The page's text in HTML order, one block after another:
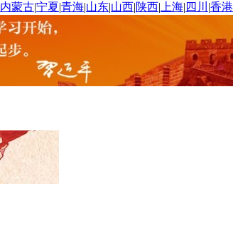
内蒙古|宁夏|青海|山东|山西|陕西| 上海| 四川 |香港